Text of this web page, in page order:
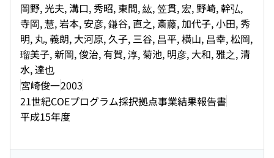
岡野, 光夫, 溝口, 秀昭, 東間, 紘, 笠貫, 宏, 野崎, 幹弘,
寺岡, 慧, 岩本, 安彦, 鎌谷, 直之, 斎藤, 加代子, 小田, 秀
明, 丸, 義朗, 大河原, 久子, 三谷, 昌平, 横山, 昌幸, 松岡,
瑠美子, 新岡, 俊治, 有賀, 淳, 菊池, 明彦, 大和, 雅之, 清
水, 達也
宮崎俊一2003
21世紀COEプログラム採択拠点事業結果報告書
平成15年度